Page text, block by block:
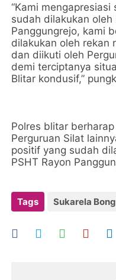
“Kami
sudah dilakukan oleh
Panggungrejo, kami
dilakukan oleh rekan
dan diikuti oleh
demi terciptanya
Blitar kondusif,”
Polres blitar
Perguruan Silat
positif yang sudah
PSHT Rayon
Tags Sukarela